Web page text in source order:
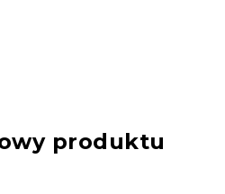
produktu